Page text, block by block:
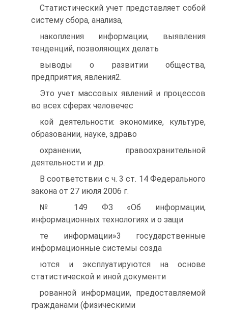
Статистический учет представляет собой
систему сбора, анализа,
накопления информации, выявления
тенденций, позволяющих делать
выводы о развитии общества,
предприятия, явления2.
Это учет массовых явлений и процессов
во всех сферах человечес
кой деятельности: экономике, культуре,
образовании, науке, здраво
охранении, правоохранительной
деятельности и др.
В соответствии с ч. 3 ст. 14 Федерального
закона от 27 июля 2006 г.
№ 149 ФЗ «Об информации,
информационных технологиях и о защи
те информации»3 государственные
информационные системы созда
ются и эксплуатируются на основе
статистической и иной документи
рованной информации, предоставляемой
гражданами (физическими